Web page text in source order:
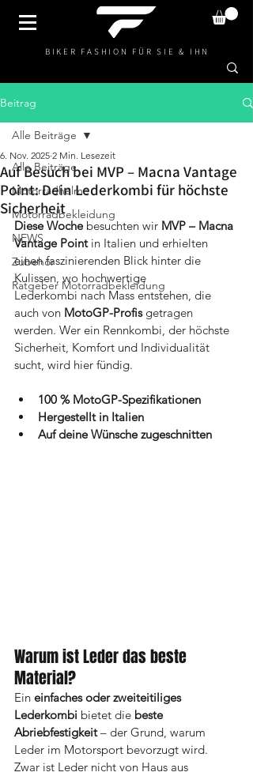
BIKER FASHION FÜR SIE & IHN
Beitrag
Alle Beiträge
Motorradhelme
Motorradbekleidung
NEWS
Zubehör
Ratgeber Motorradbekleidung
Alle Beiträge
Auf Besuch bei MVP – Macna Vantage
Point: Dein Lederkombi für höchste
Sicherheit
6. Nov. 2025 2 Min. Lesezeit
Diese Woche besuchten wir MVP – Macna
Vantage Point in Italien und erhielten
einen faszinierenden Blick hinter die
Kulissen, wo hochwertige
Lederkombi nach Mass entstehen, die
auch von MotoGP-Profis getragen
werden. Wer ein Rennkombi, der höchste
Sicherheit, Komfort und Individualität
sucht, wird hier fündig.
100 % MotoGP-Spezifikationen
Hergestellt in Italien
Auf deine Wünsche zugeschnitten
Warum ist Leder das beste
Material?
Ein einfaches oder zweiteitiliges
Lederkombi bietet die beste
Abriebfestigkeit – der Grund, warum
Leder im Motorsport bevorzugt wird.
Zwar ist Leder nicht von Haus aus